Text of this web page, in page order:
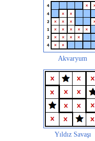
Akvaryum
Yıldız Savaşı